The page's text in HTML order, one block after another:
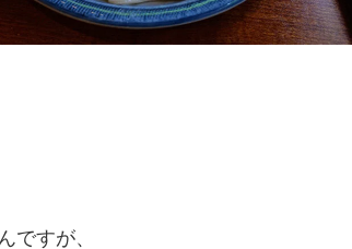
ですが、